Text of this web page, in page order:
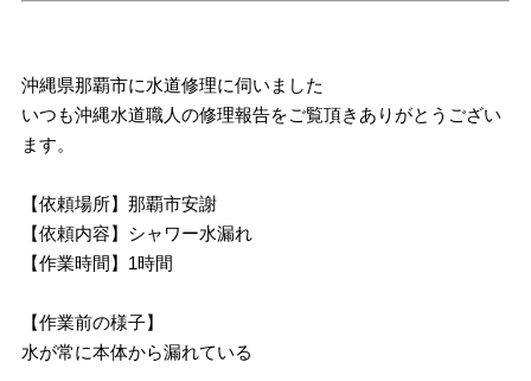
沖縄県那覇市に水道修理に伺いました
いつも沖縄水道職人の修理報告をご覧頂きありがとうござい
ます。
【依頼場所】那覇市安謝
【依頼内容】シャワー水漏れ
【作業時間】1時間
【作業前の様子】
水が常に本体から漏れている